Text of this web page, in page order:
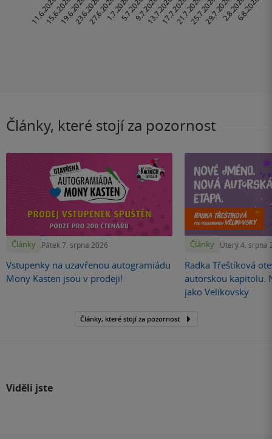
Články, které stojí za pozornost
Články Pátek 7. srpna 2026
Vstupenky na uzavřenou autogramiádu
Mony Kasten jsou v prodeji!
Články Úterý 4. srpna
Radka Třeštíková
autorskou kapitolu.
jako Velikovsky
Články, které stojí za pozornost
Viděli jste